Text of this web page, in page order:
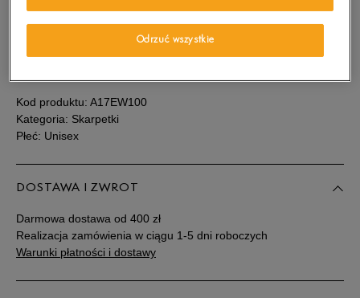
42-46
Sprawdź dostępność w salonach
Kod produktu: A17EW100
Kategoria: Skarpetki
Płeć: Unisex
DOSTAWA I ZWROT
Darmowa dostawa od 400 zł
Realizacja zamówienia w ciągu 1-5 dni roboczych
Warunki płatności i dostawy
Odrzuć wszystkie